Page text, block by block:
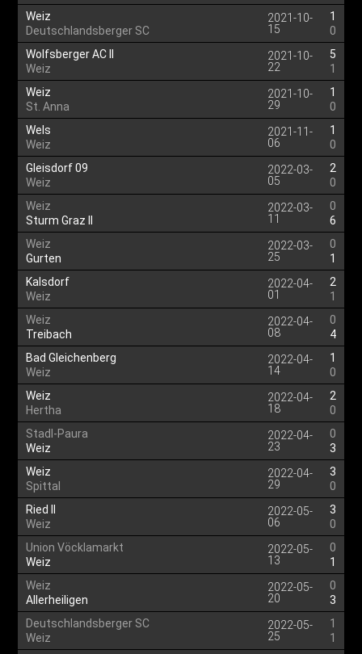
Weiz
Deutschlandsberger SC
2021-10-
15
1
0
Wolfsberger AC II
Weiz
2021-10-
22
5
1
Weiz
St. Anna
2021-10-
29
1
0
Wels
Weiz
2021-11-
06
1
0
Gleisdorf 09
Weiz
2022-03-
05
2
0
Weiz
Sturm Graz II
2022-03-
11
0
6
Weiz
Gurten
2022-03-
25
0
1
Kalsdorf
Weiz
2022-04-
01
2
1
Weiz
Treibach
2022-04-
08
0
4
Bad Gleichenberg
Weiz
2022-04-
14
1
0
Weiz
Hertha
2022-04-
18
2
0
Stadl-Paura
Weiz
2022-04-
23
0
3
Weiz
Spittal
2022-04-
29
3
0
Ried II
Weiz
2022-05-
06
3
0
Union Vöcklamarkt
Weiz
2022-05-
13
0
1
Weiz
Allerheiligen
2022-05-
20
0
3
Deutschlandsberger SC
Weiz
2022-05-
25
1
1